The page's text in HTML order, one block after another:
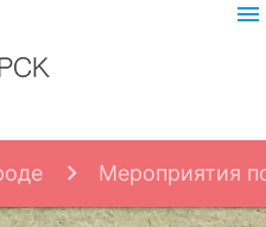
menu
Мероприятия